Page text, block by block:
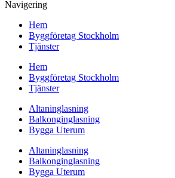
Navigering
Hem
Byggföretag Stockholm
Tjänster
Hem
Byggföretag Stockholm
Tjänster
Altaninglasning
Balkonginglasning
Bygga Uterum
Altaninglasning
Balkonginglasning
Bygga Uterum